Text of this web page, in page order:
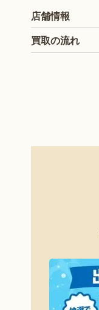
店舗情報
買取の流れ